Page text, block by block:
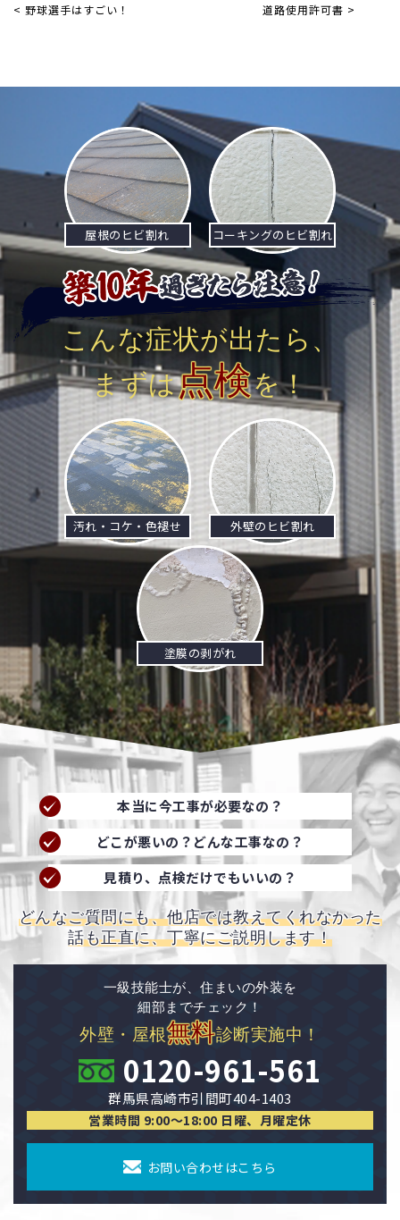
< 野球選手はすごい！ 道路使用許可書 >
屋根のヒビ割れ コーキングのヒビ割れ
こんな症状が出たら、
まずは点検を！
汚れ・コケ・色褪せ 外壁のヒビ割れ
塗膜の剥がれ
本当に今工事が必要なの？
どこが悪いの？どんな工事なの？
見積り、点検だけでもいいの？
どんなご質問にも、他店では教えてくれなかった
話も正直に、丁寧にご説明します！
一級技能士が、住まいの外装を
細部までチェック！
外壁・屋根無料診断実施中！
0120-961-561
群馬県高崎市引間町404-1403
営業時間 9:00〜18:00 日曜、月曜定休
お問い合わせはこちら